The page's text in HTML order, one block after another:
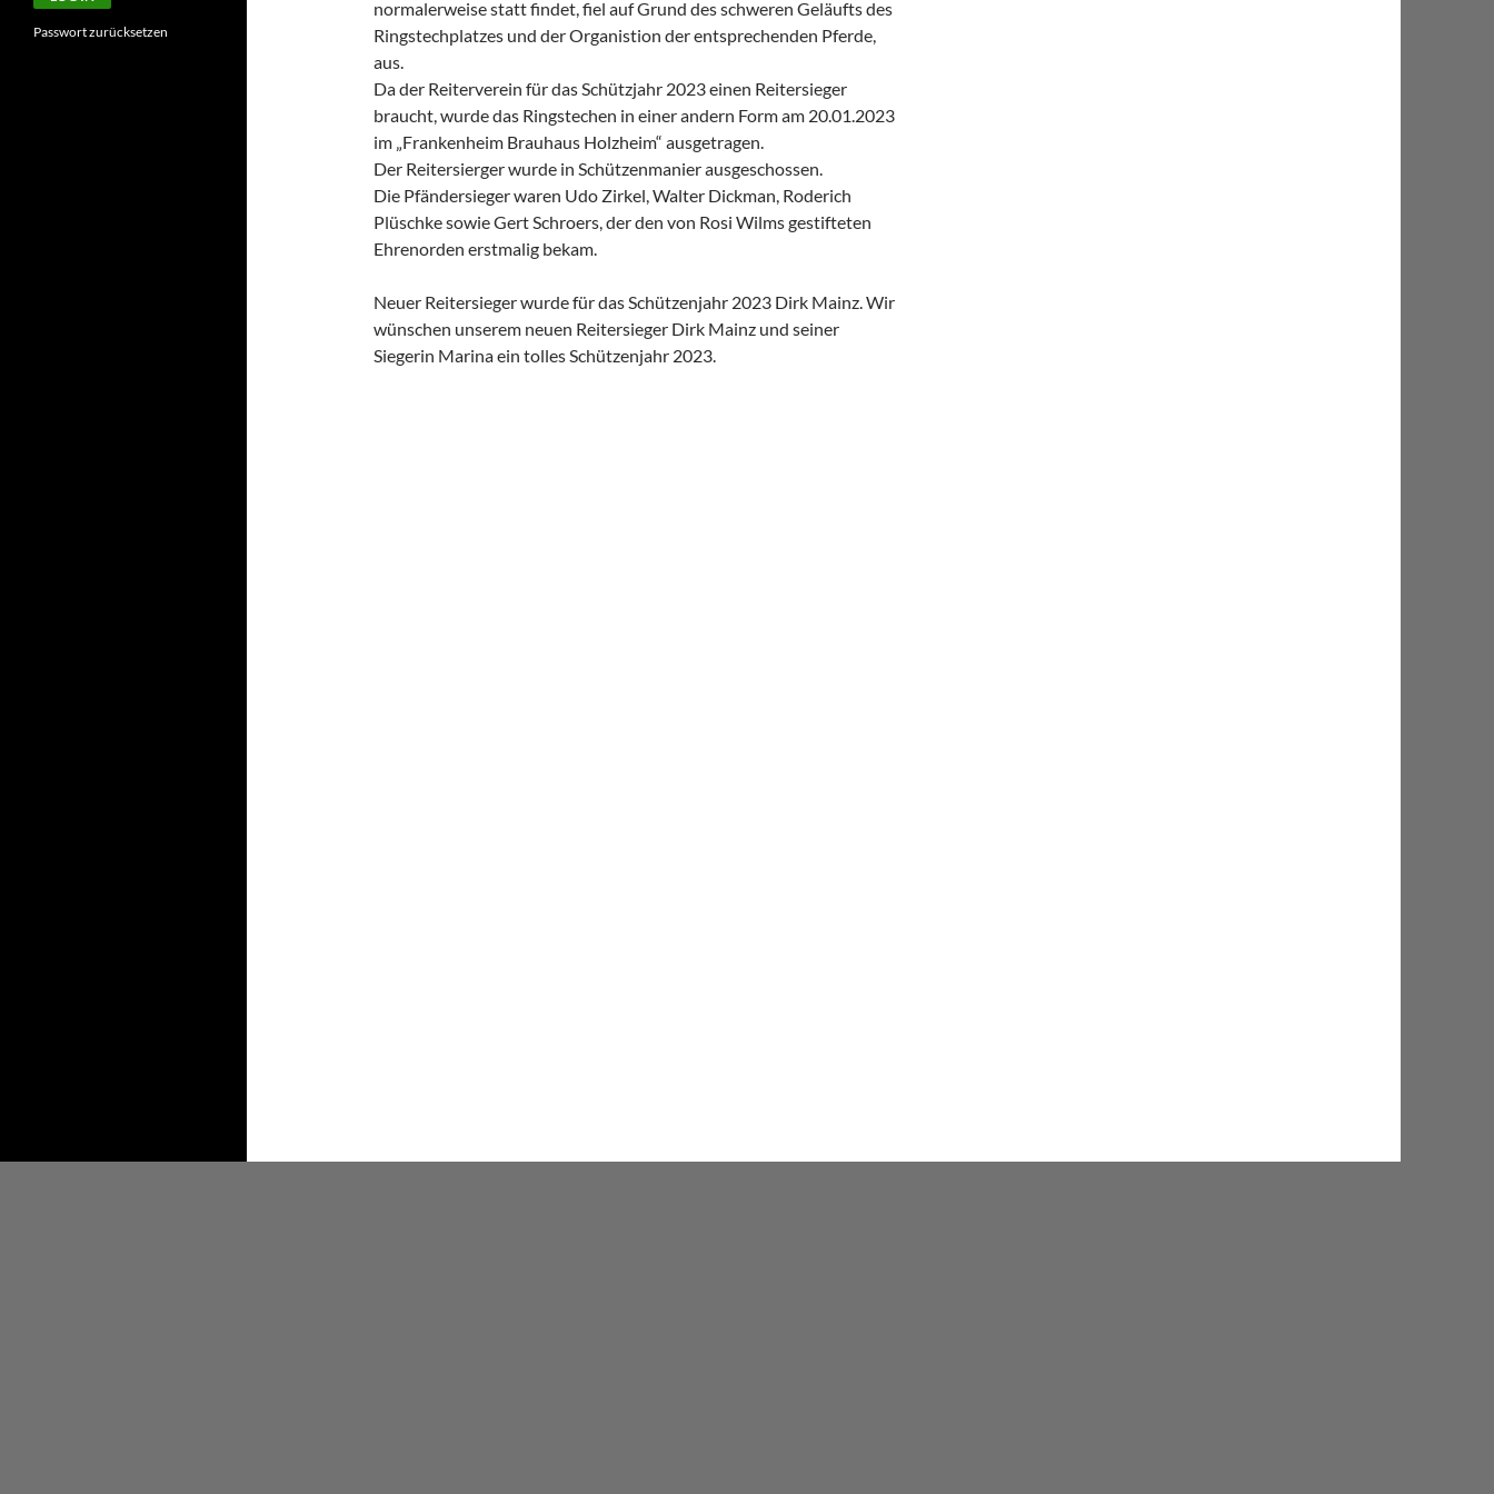
normalerweise statt findet, fiel auf Grund des schweren Geläufts des
Ringstechplatzes und der Organistion der entsprechenden Pferde,
aus.
Da der Reiterverein für das Schützjahr 2023 einen Reitersieger
braucht, wurde das Ringstechen in einer andern Form am 20.01.2023
im „Frankenheim Brauhaus Holzheim“ ausgetragen.
Der Reitersierger wurde in Schützenmanier ausgeschossen.
Die Pfändersieger waren Udo Zirkel, Walter Dickman, Roderich
Plüschke sowie Gert Schroers, der den von Rosi Wilms gestifteten
Ehrenorden erstmalig bekam.
Neuer Reitersieger wurde für das Schützenjahr 2023 Dirk Mainz. Wir
wünschen unserem neuen Reitersieger Dirk Mainz und seiner
Siegerin Marina ein tolles Schützenjahr 2023.
Passwort zurücksetzen